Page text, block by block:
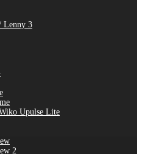
Lenny 3
Upulse Lite
2